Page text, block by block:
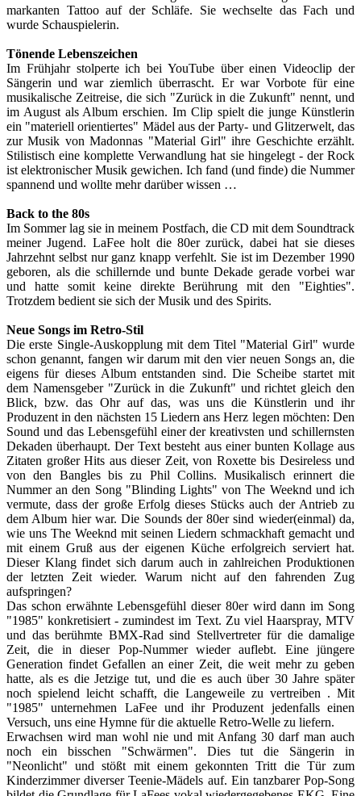
markanten Tattoo auf der Schläfe. Sie wechselte das Fach und
wurde Schauspielerin.
Tönende Lebenszeichen
Im Frühjahr stolperte ich bei YouTube über einen Videoclip der
Sängerin und war ziemlich überrascht. Er war Vorbote für eine
musikalische Zeitreise, die sich "Zurück in die Zukunft" nennt, und
im August als Album erschien. Im Clip spielt die junge Künstlerin
ein "materiell orientiertes" Mädel aus der Party- und Glitzerwelt, das
zur Musik von Madonnas "Material Girl" ihre Geschichte erzählt.
Stilistisch eine komplette Verwandlung hat sie hingelegt - der Rock
ist elektronischer Musik gewichen. Ich fand (und finde) die Nummer
spannend und wollte mehr darüber wissen …
Back to the 80s
Im Sommer lag sie in meinem Postfach, die CD mit dem Soundtrack
meiner Jugend. LaFee holt die 80er zurück, dabei hat sie dieses
Jahrzehnt selbst nur ganz knapp verfehlt. Sie ist im Dezember 1990
geboren, als die schillernde und bunte Dekade gerade vorbei war
und hatte somit keine direkte Berührung mit den "Eighties".
Trotzdem bedient sie sich der Musik und des Spirits.
Neue Songs im Retro-Stil
Die erste Single-Auskopplung mit dem Titel "Material Girl" wurde
schon genannt, fangen wir darum mit den vier neuen Songs an, die
eigens für dieses Album entstanden sind. Die Scheibe startet mit
dem Namensgeber "Zurück in die Zukunft" und richtet gleich den
Blick, bzw. das Ohr auf das, was uns die Künstlerin und ihr
Produzent in den nächsten 15 Liedern ans Herz legen möchten: Den
Sound und das Lebensgefühl einer der kreativsten und schillernsten
Dekaden überhaupt. Der Text besteht aus einer bunten Kollage aus
Zitaten großer Hits aus dieser Zeit, von Roxette bis Desireless und
von den Bangles bis zu Phil Collins. Musikalisch erinnert die
Nummer an den Song "Blinding Lights" von The Weeknd und ich
vermute, dass der große Erfolg dieses Stücks auch der Antrieb zu
dem Album hier war. Die Sounds der 80er sind wieder(einmal) da,
wie uns The Weeknd mit seinen Liedern schmackhaft gemacht und
mit einem Gruß aus der eigenen Küche erfolgreich serviert hat.
Dieser Klang findet sich darum auch in zahlreichen Produktionen
der letzten Zeit wieder. Warum nicht auf den fahrenden Zug
aufspringen?
Das schon erwähnte Lebensgefühl dieser 80er wird dann im Song
"1985" konkretisiert - zumindest im Text. Zu viel Haarspray, MTV
und das berühmte BMX-Rad sind Stellvertreter für die damalige
Zeit, die in dieser Pop-Nummer wieder auflebt. Eine jüngere
Generation findet Gefallen an einer Zeit, die weit mehr zu geben
hatte, als es die Jetzige tut, und die es auch über 30 Jahre später
noch spielend leicht schafft, die Langeweile zu vertreiben . Mit
"1985" unternehmen LaFee und ihr Produzent jedenfalls einen
Versuch, uns eine Hymne für die aktuelle Retro-Welle zu liefern.
Erwachsen wird man wohl nie und mit Anfang 30 darf man auch
noch ein bisschen "Schwärmen". Dies tut die Sängerin in
"Neonlicht" und stößt mit einem gekonnten Tritt die Tür zum
Kinderzimmer diverser Teenie-Mädels auf. Ein tanzbarer Pop-Song